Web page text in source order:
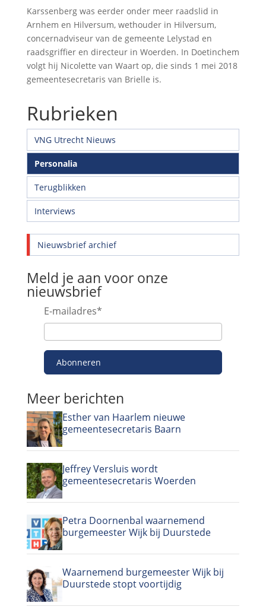
Karssenberg was eerder onder meer raadslid in
Arnhem en Hilversum, wethouder in Hilversum,
concernadviseur van de gemeente Lelystad en
raadsgriffier en directeur in Woerden. In Doetinchem
volgt hij Nicolette van Waart op, die sinds 1 mei 2018
gemeentesecretaris van Brielle is.
Rubrieken
VNG Utrecht Nieuws
Personalia
Terugblikken
Interviews
Nieuwsbrief archief
Meld je aan voor onze
nieuwsbrief
E-mailadres*
Abonneren
Meer berichten
Esther van Haarlem nieuwe
gemeentesecretaris Baarn
Jeffrey Versluis wordt
gemeentesecretaris Woerden
Petra Doornenbal waarnemend
burgemeester Wijk bij Duurstede
Waarnemend burgemeester Wijk bij
Duurstede stopt voortijdig